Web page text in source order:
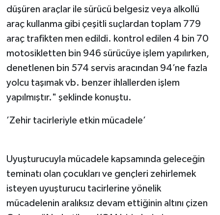
düşüren araçlar ile sürücü belgesiz veya alkollü
araç kullanma gibi çeşitli suçlardan toplam 779
araç trafikten men edildi. kontrol edilen 4 bin 70
motosikletten bin 946 sürücüye işlem yapılırken,
denetlenen bin 574 servis aracından 94’ne fazla
yolcu taşımak vb. benzer ihlallerden işlem
yapılmıştır." şeklinde konuştu.
’Zehir tacirleriyle etkin mücadele’
Uyuşturucuyla mücadele kapsamında geleceğin
teminatı olan çocukları ve gençleri zehirlemek
isteyen uyuşturucu tacirlerine yönelik
mücadelenin aralıksız devam ettiğinin altını çizen